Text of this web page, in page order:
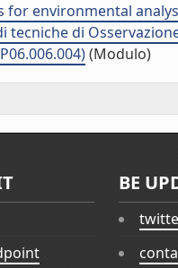
environmental
tecniche di
(Modulo)
BE